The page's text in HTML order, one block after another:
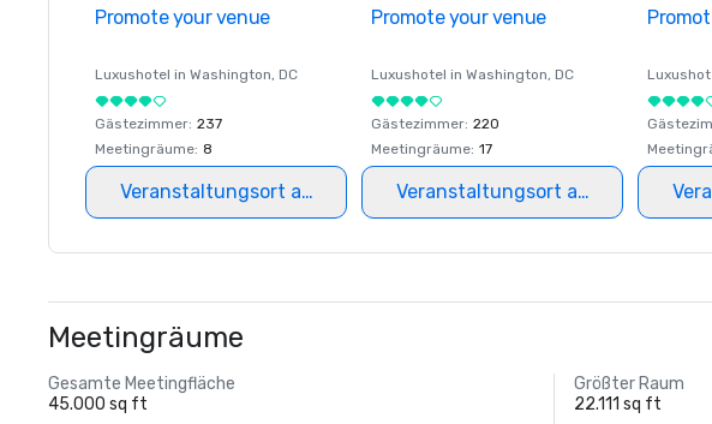
Promote your venue
Luxushotel in Washington, DC
Gästezimmer: 237
Meetingräume: 8
Veranstaltungsort auswählen
Promote your venue
Luxushotel in Washington, DC
Gästezimmer: 220
Meetingräume: 17
Veranstaltungsort auswählen
Meetingräume
Gesamte Meetingfläche
45.000 sq ft
Größter Raum
22.111 sq ft